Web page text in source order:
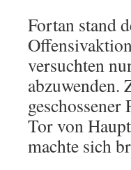
Fortan stand
versuchten
abzuwenden.
Tor von
machte sich